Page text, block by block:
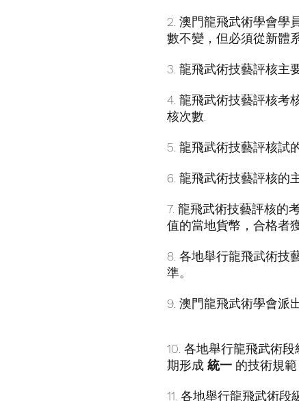
2. 澳門龍飛武術學會學
數不變，但必須從新體
3. 龍飛武術技藝評核主
4. 龍飛武術技藝評核考
核次數.
5. 龍飛武術技藝評核試
6. 龍飛武術技藝評核的
7. 龍飛武術技藝評核的
值的當地貨幣，合格者
8. 各地舉行龍飛武術技
準。
9. 澳門龍飛武術學會派
10. 各地舉行龍飛武術
期形成 統一 的技術規
11. 各地舉行龍飛武術